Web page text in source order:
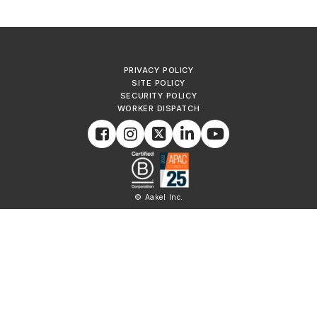
PRIVACY POLICY
SITE POLICY
SECURITY POLICY
WORKER DISPATCH
© Aakel Inc.